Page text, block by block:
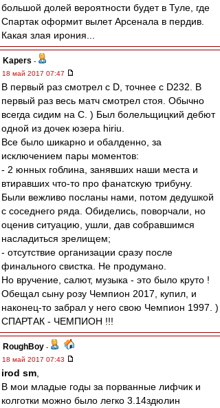
большой долей вероятности будет в Туле, где
Спартак оформит вылет Арсенала в пердив.
Какая злая ирония...
Kapers -
18 май 2017 07:47
В первый раз смотрел с D, точнее с D232. В
первый раз весь матч смотрел стоя. Обычно
всегда сидим на С. ) Был болельщицкий дебют
одной из дочек юзера hiriu.
Все было шикарно и обалденно, за
исключением пары моментов:
- 2 юнных гоблина, занявших наши места и
втиравших что-то про фанатскую трибуну.
Были вежливо посланы нами, потом дедушкой
с соседнего ряда. Обиделись, поворчали, но
оценив ситуацию, ушли, дав собравшимся
насладиться зрелищем;
- отсутствие организации сразу после
финального свистка. Не продумано.
Но вручение, салют, музыка - это было круто !
Обещал сыну розу Чемпион 2017, купил, и
наконец-то забрал у него свою Чемпион 1997. )
СПАРТАК - ЧЕМПИОН !!!
RoughBoy -
18 май 2017 07:43
irod sm
В мои младые годы за порванные лифчик и
колготки можно было легко 3.14здюлин